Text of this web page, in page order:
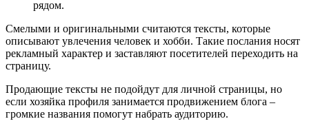
рядом.
Смелыми и оригинальными считаются тексты, которые
описывают увлечения человек и хобби. Такие послания носят
рекламный характер и заставляют посетителей переходить на
страницу.
Продающие тексты не подойдут для личной страницы, но
если хозяйка профиля занимается продвижением блога –
громкие названия помогут набрать аудиторию.